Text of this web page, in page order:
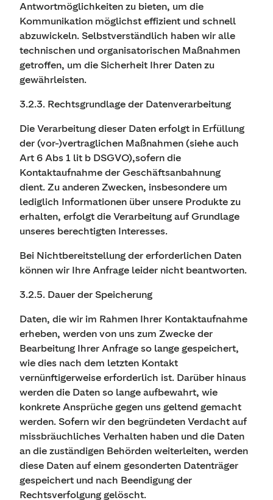
Antwortmöglichkeiten zu bieten, um die
Kommunikation möglichst effizient und schnell
abzuwickeln. Selbstverständlich haben wir alle
technischen und organisatorischen Maßnahmen
getroffen, um die Sicherheit Ihrer Daten zu
gewährleisten.
3.2.3. Rechtsgrundlage der Datenverarbeitung
Die Verarbeitung dieser Daten erfolgt in Erfüllung
der (vor-)vertraglichen Maßnahmen (siehe auch
Art 6 Abs 1 lit b DSGVO),sofern die
Kontaktaufnahme der Geschäftsanbahnung
dient. Zu anderen Zwecken, insbesondere um
lediglich Informationen über unsere Produkte zu
erhalten, erfolgt die Verarbeitung auf Grundlage
unseres berechtigten Interesses.
Bei Nichtbereitstellung der erforderlichen Daten
können wir Ihre Anfrage leider nicht beantworten.
3.2.5. Dauer der Speicherung
Daten, die wir im Rahmen Ihrer Kontaktaufnahme
erheben, werden von uns zum Zwecke der
Bearbeitung Ihrer Anfrage so lange gespeichert,
wie dies nach dem letzten Kontakt
vernünftigerweise erforderlich ist. Darüber hinaus
werden die Daten so lange aufbewahrt, wie
konkrete Ansprüche gegen uns geltend gemacht
werden. Sofern wir den begründeten Verdacht auf
missbräuchliches Verhalten haben und die Daten
an die zuständigen Behörden weiterleiten, werden
diese Daten auf einem gesonderten Datenträger
gespeichert und nach Beendigung der
Rechtsverfolgung gelöscht.